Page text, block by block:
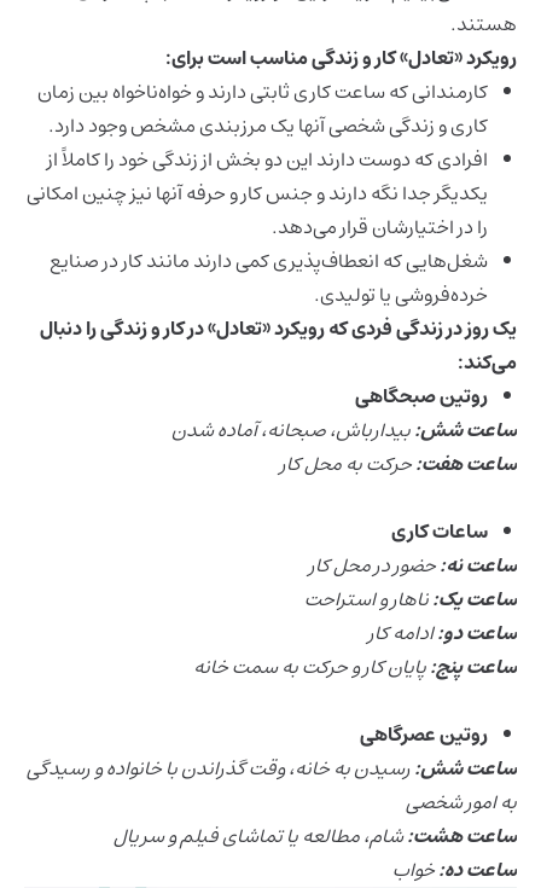
هستند.
رویکرد «تعادل» کار و زندگی مناسب است برای:
کارمندانی که ساعت کاری ثابتی دارند و خواه‌ناخواه بین زمان
کاری و زندگی شخصی آنها یک مرزبندی مشخص وجود دارد.
افرادی که دوست دارند این دو بخش از زندگی خود را کاملاً از
یکدیگر جدا نگه دارند و جنس کار و حرفه آنها نیز چنین امکانی
را در اختیارشان قرار می‌دهد.
شغل‌هایی که انعطاف‌پذیری کمی دارند مانند کار در صنایع
خرده‌فروشی یا تولیدی.
یک روز در زندگی فردی که رویکرد «تعادل» در کار و زندگی را دنبال
می‌کند:
روتین صبحگاهی
ساعت شش:بیدارباش، صبحانه، آماده شدن
ساعت هفت:حرکت به محل کار
ساعات کاری
ساعت نه:حضور در محل کار
ساعت یک:ناهار و استراحت
ساعت دو:ادامه کار
ساعت پنج:پایان کار و حرکت به سمت خانه
روتین عصرگاهی
ساعت شش:رسیدن به خانه، وقت گذراندن با خانواده و رسیدگی
به امور شخصی
ساعت هشت:شام، مطالعه یا تماشای فیلم و سریال
ساعت ده:خواب